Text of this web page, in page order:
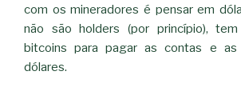
com os mineradores é pensar em
não são holders (por princípio),
bitcoins para pagar as contas e
dólares.